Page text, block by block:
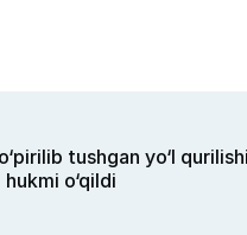
tushgan yo‘l
o‘qildi